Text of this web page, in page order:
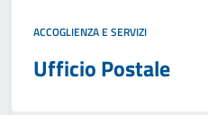
ACCOGLIENZA E SERVIZI
Ufficio Postale